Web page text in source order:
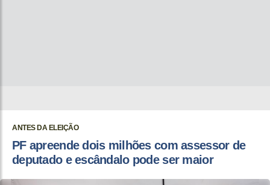
ANTES DA ELEIÇÃO
PF apreende dois milhões com assessor de
deputado e escândalo pode ser maior